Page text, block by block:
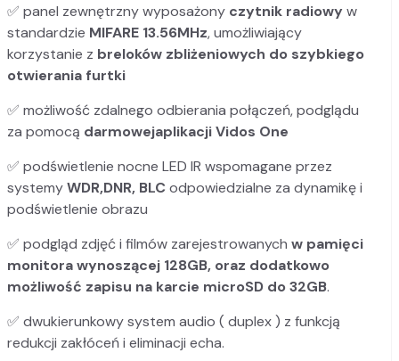
✅ panel zewnętrzny wyposażony czytnik radiowy w
standardzie MIFARE 13.56MHz, umożliwiający
korzystanie z breloków zbliżeniowych do szybkiego
otwierania furtki
✅ możliwość zdalnego odbierania połączeń, podglądu
za pomocą darmowejaplikacji Vidos One
✅ podświetlenie nocne LED IR wspomagane przez
systemyWDR,DNR, BLCodpowiedzialne za dynamikę i
podświetlenie obrazu
✅ podgląd zdjęć i filmów zarejestrowanych w pamięci
monitora wynoszącej 128GB, oraz dodatkowo
możliwość zapisu na karcie microSD do 32GB.
✅ dwukierunkowy system audio ( duplex ) z funkcją
redukcji zakłóceń i eliminacji echa.